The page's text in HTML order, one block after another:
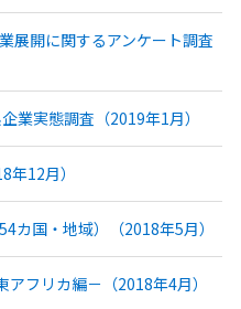
展開に関するアンケート調査
業実態調査（2019年1月）
12月）
カ国・地域）（2018年5月）
フリカ編－（2018年4月）